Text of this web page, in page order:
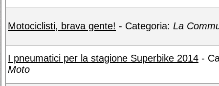
Motociclisti, brava gente! - Categoria: La
I pneumatici per la stagione Superbike 2014 -
Moto